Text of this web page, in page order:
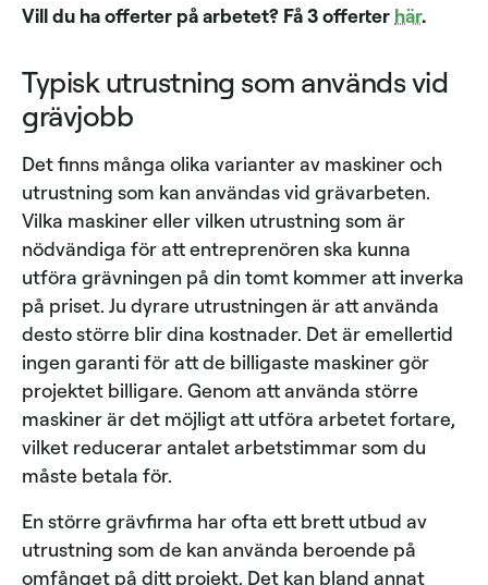
Vill du ha offerter på arbetet? Få 3 offerter här.
Typisk utrustning som används vid
grävjobb
Det finns många olika varianter av maskiner och
utrustning som kan användas vid grävarbeten.
Vilka maskiner eller vilken utrustning som är
nödvändiga för att entreprenören ska kunna
utföra grävningen på din tomt kommer att inverka
på priset. Ju dyrare utrustningen är att använda
desto större blir dina kostnader. Det är emellertid
ingen garanti för att de billigaste maskiner gör
projektet billigare. Genom att använda större
maskiner är det möjligt att utföra arbetet fortare,
vilket reducerar antalet arbetstimmar som du
måste betala för.
En större grävfirma har ofta ett brett utbud av
utrustning som de kan använda beroende på
omfånget på ditt projekt. Det kan bland annat